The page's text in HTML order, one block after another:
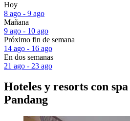
Hoy
8 ago - 9 ago
Mañana
9 ago - 10 ago
Próximo fin de semana
14 ago - 16 ago
En dos semanas
21 ago - 23 ago
Hoteles y resorts con
Pandang